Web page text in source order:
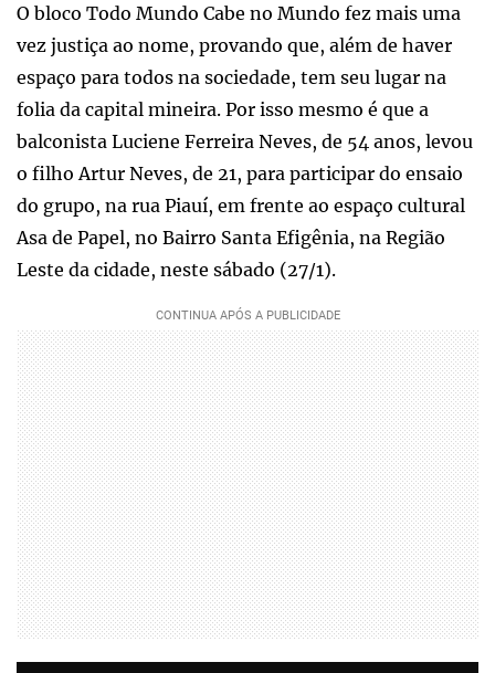
O bloco Todo Mundo Cabe no Mundo fez mais uma
vez justiça ao nome, provando que, além de haver
espaço para todos na sociedade, tem seu lugar na
folia da capital mineira. Por isso mesmo é que a
balconista Luciene Ferreira Neves, de 54 anos, levou
o filho Artur Neves, de 21, para participar do ensaio
do grupo, na rua Piauí, em frente ao espaço cultural
Asa de Papel, no Bairro Santa Efigênia, na Região
Leste da cidade, neste sábado (27/1).